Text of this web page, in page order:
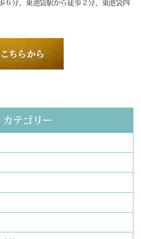
６分、東池袋駅から徒歩２分、東池袋四
カテゴリー